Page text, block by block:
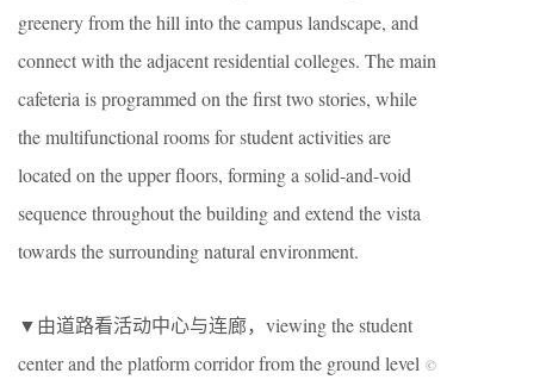
greenery from the hill into the campus landscape, and
connect with the adjacent residential colleges. The main
cafeteria is programmed on the first two stories, while
the multifunctional rooms for student activities are
located on the upper floors, forming a solid-and-void
sequence throughout the building and extend the vista
towards the surrounding natural environment.
▼由道路看活动中心与连廊，viewing the student
center and the platform corridor from the ground level ©